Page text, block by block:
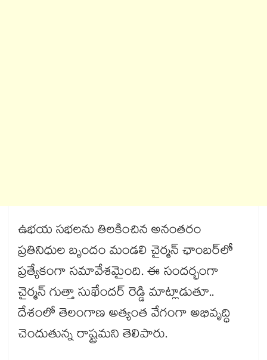
ఉభయ సభలను తిలకించిన అనంతరం
ప్రతినిధుల బృందం మండలి చైర్మన్ ఛాంబర్‌‌‌‌‌‌‌‌లో
ప్రత్యేకంగా సమావేశమైంది. ఈ సందర్భంగా
చైర్మన్ గుత్తా సుఖేందర్ రెడ్డి మాట్లాడుతూ..
దేశంలో తెలంగాణ అత్యంత వేగంగా అభివృద్ధి
చెందుతున్న రాష్ట్రమని తెలిపారు.